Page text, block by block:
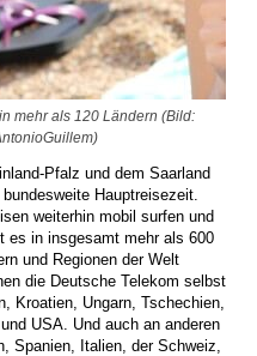
mehr als 120 Ländern (Bild:
Pfalz und dem Saarland
Hauptreisezeit.
weiterhin mobil surfen und
es in insgesamt mehr als 600
und Regionen der Welt
die Deutsche Telekom selbst
Kroatien, Ungarn, Tschechien,
USA. Und auch an anderen
Spanien, Italien, der Schweiz,